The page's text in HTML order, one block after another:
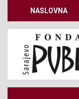
Navigation
Menu
NASLOVNA